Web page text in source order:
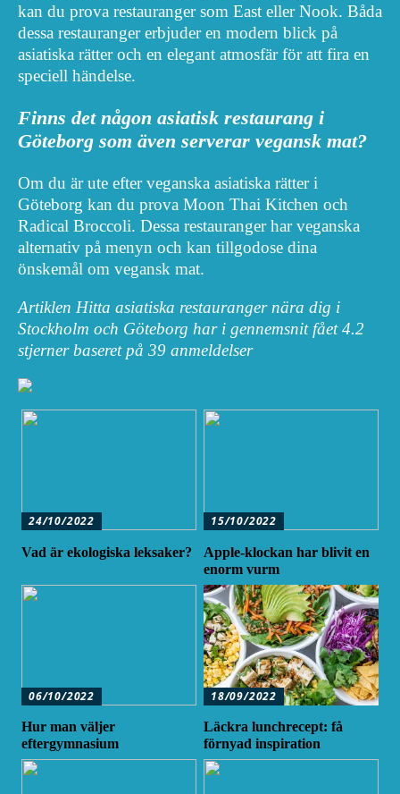
kan du prova restauranger som East eller Nook. Båda
dessa restauranger erbjuder en modern blick på
asiatiska rätter och en elegant atmosfär för att fira en
speciell händelse.
Finns det någon asiatisk restaurang i
Göteborg som även serverar vegansk mat?
Om du är ute efter veganska asiatiska rätter i
Göteborg kan du prova Moon Thai Kitchen och
Radical Broccoli. Dessa restauranger har veganska
alternativ på menyn och kan tillgodose dina
önskemål om vegansk mat.
Artiklen Hitta asiatiska restauranger nära dig i
Stockholm och Göteborg har i gennemsnit fået4.2
stjerner baseret på 39 anmeldelser
24/10/2022
Vad är ekologiska leksaker?
15/10/2022
Apple-klockan har blivit en
enorm vurm
06/10/2022
Hur man väljer
eftergymnasium
18/09/2022
Läckra lunchrecept: få
förnyad inspiration